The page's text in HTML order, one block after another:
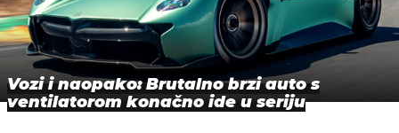
Vozi i naopako: Brutalno brzi auto s
ventilatorom konačno ide u seriju